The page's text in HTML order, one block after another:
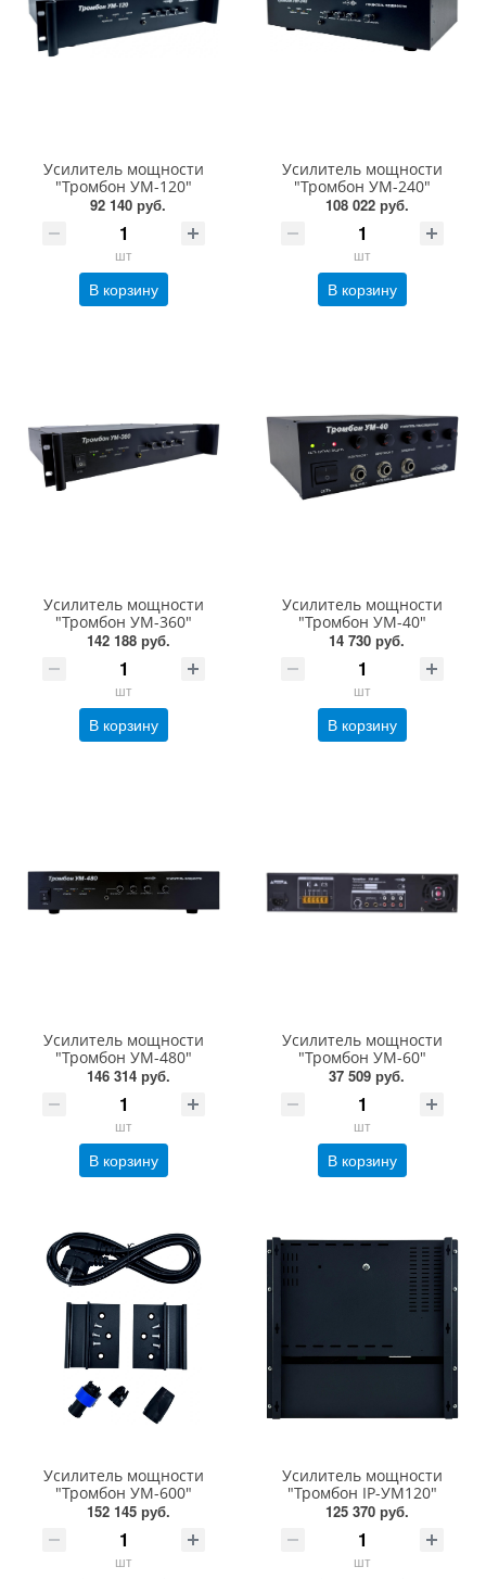
Усилитель мощности
"Тромбон УМ-120"
92 140 руб.
шт
В корзину
Усилитель мощности
"Тромбон УМ-240"
108 022 руб.
шт
В корзину
Усилитель мощности
"Тромбон УМ-360"
142 188 руб.
шт
В корзину
Усилитель мощности
"Тромбон УМ-40"
14 730 руб.
шт
В корзину
Усилитель мощности
"Тромбон УМ-480"
146 314 руб.
шт
В корзину
Усилитель мощности
"Тромбон УМ-60"
37 509 руб.
шт
В корзину
Усилитель мощности
"Тромбон УМ-600"
152 145 руб.
шт
Усилитель мощности
"Тромбон IP-УМ120"
125 370 руб.
шт